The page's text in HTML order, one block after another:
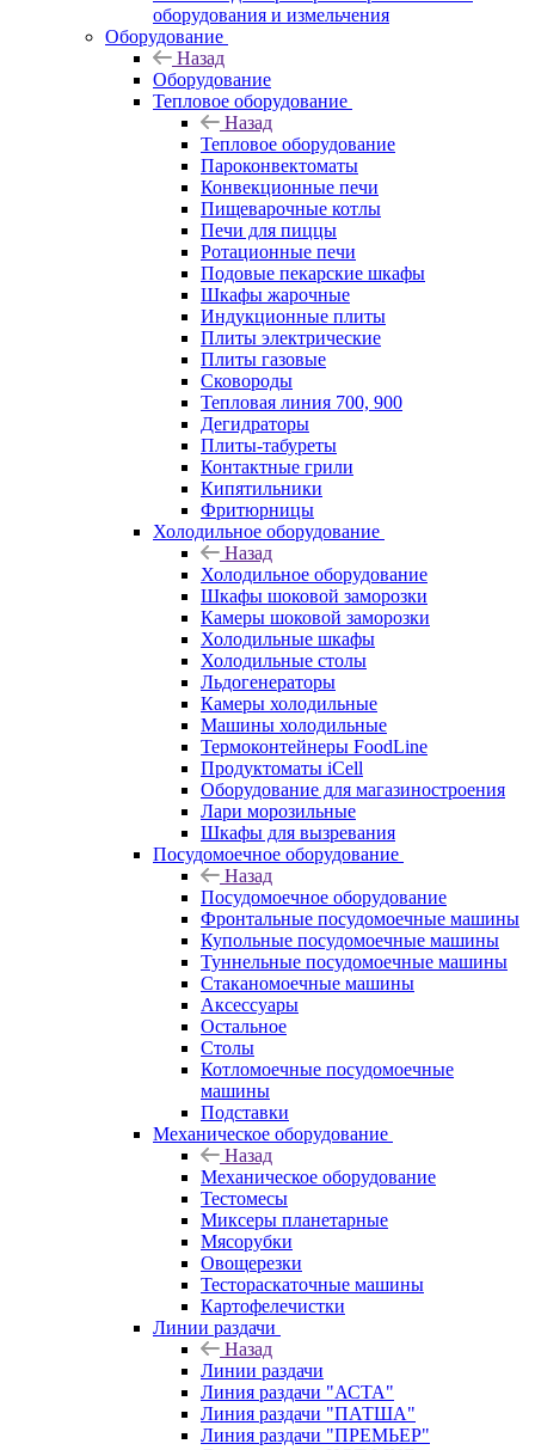
оборудования и измельчения
Оборудование
Назад
Оборудование
Тепловое оборудование
Назад
Тепловое оборудование
Пароконвектоматы
Конвекционные печи
Пищеварочные котлы
Печи для пиццы
Ротационные печи
Подовые пекарские шкафы
Шкафы жарочные
Индукционные плиты
Плиты электрические
Плиты газовые
Сковороды
Тепловая линия 700, 900
Дегидраторы
Плиты-табуреты
Контактные грили
Кипятильники
Фритюрницы
Холодильное оборудование
Назад
Холодильное оборудование
Шкафы шоковой заморозки
Камеры шоковой заморозки
Холодильные шкафы
Холодильные столы
Льдогенераторы
Камеры холодильные
Машины холодильные
Термоконтейнеры FoodLine
Продуктоматы iCell
Оборудование для магазиностроения
Лари морозильные
Шкафы для вызревания
Посудомоечное оборудование
Назад
Посудомоечное оборудование
Фронтальные посудомоечные машины
Купольные посудомоечные машины
Туннельные посудомоечные машины
Стаканомоечные машины
Аксессуары
Остальное
Столы
Котломоечные посудомоечные
машины
Подставки
Механическое оборудование
Назад
Механическое оборудование
Тестомесы
Миксеры планетарные
Мясорубки
Овощерезки
Тестораскаточные машины
Картофелечистки
Линии раздачи
Назад
Линии раздачи
Линия раздачи "АСТА"
Линия раздачи "ПАТША"
Линия раздачи "ПРЕМЬЕР"